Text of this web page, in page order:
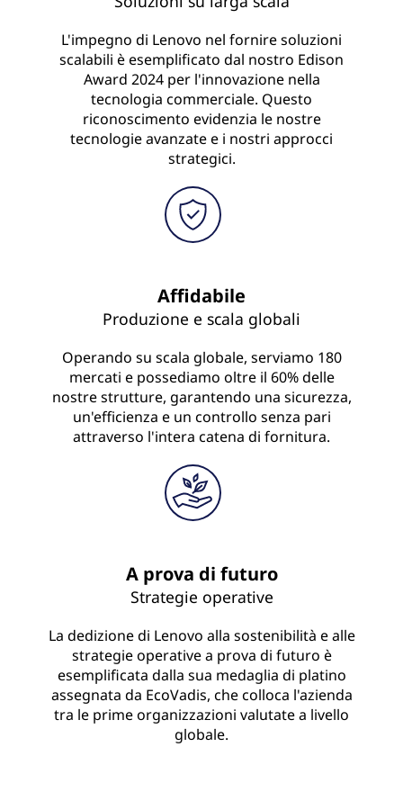
L'impegno di Lenovo nel fornire soluzioni
scalabili è esemplificato dal nostro Edison
Award 2024 per l'innovazione nella
tecnologia commerciale. Questo
riconoscimento evidenzia le nostre
tecnologie avanzate e i nostri approcci
strategici.
Affidabile
Produzione e scala globali
Operando su scala globale, serviamo 180
mercati e possediamo oltre il 60% delle
nostre strutture, garantendo una sicurezza,
un'efficienza e un controllo senza pari
attraverso l'intera catena di fornitura.
A prova di futuro
Strategie operative
La dedizione di Lenovo alla sostenibilità e alle
strategie operative a prova di futuro è
esemplificata dalla sua medaglia di platino
assegnata da EcoVadis, che colloca l'azienda
tra le prime organizzazioni valutate a livello
globale.